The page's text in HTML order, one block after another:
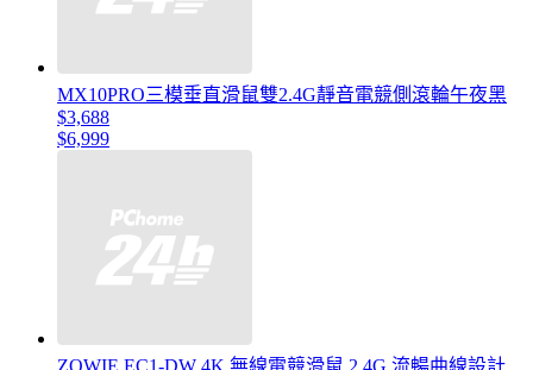
MX10PRO三模垂直滑鼠雙2.4G靜音電競側滾輪午夜黑
$3,688
$6,999